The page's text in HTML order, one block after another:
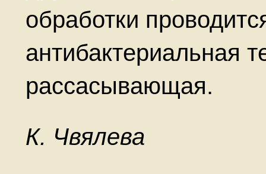
обработки
антибактериальная
рассасывающая.
К. Чвялева